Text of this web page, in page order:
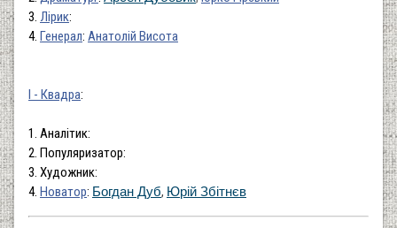
3. Лірик:
4. Генерал: Анатолій Висота
І - Квадра:
1. Аналітик:
2. Популяризатор:
3. Художник:
4. Новатор: Богдан Дуб, Юрій Збітнєв